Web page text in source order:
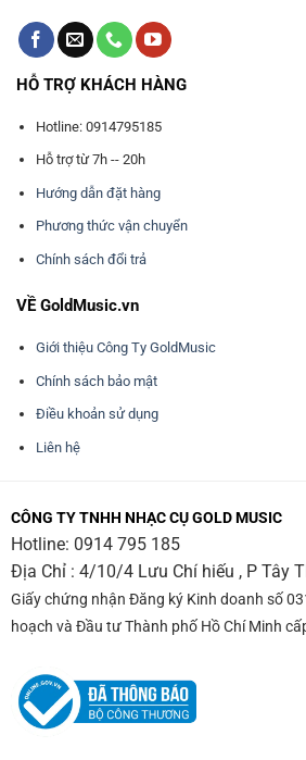
HỖ TRỢ KHÁCH HÀNG
Hotline: 0914795185
Hỗ trợ từ 7h -- 20h
Hướng dẫn đặt hàng
Phương thức vận chuyển
Chính sách đổi trả
VỀ GoldMusic.vn
Giới thiệu Công Ty GoldMusic
Chính sách bảo mật
Điều khoản sử dụng
Liên hệ
CÔNG TY TNHH NHẠC CỤ GOLD MUSIC
Hotline: 0914 795 185
Địa Chỉ : 4/10/4 Lưu Chí hiếu , P Tây
Giấy chứng nhận Đăng ký Kinh doanh số
hoạch và Đầu tư Thành phố Hồ Chí Minh